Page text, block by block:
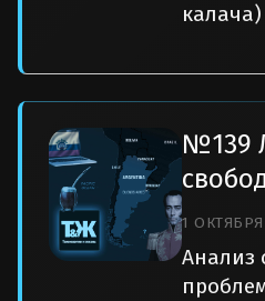
калача)
№139
1 ОКТЯБРЯ
Анализ